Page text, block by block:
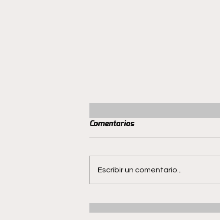
Comentarios
Escribir un comentario...